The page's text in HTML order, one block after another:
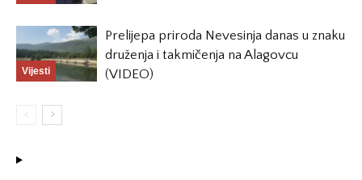
Vijesti
Prelijepa priroda Nevesinja danas u znaku
druženja i takmičenja na Alagovcu
(VIDEO)